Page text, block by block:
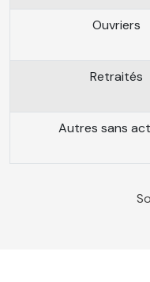
Ouvriers
Retraités
Autres sans